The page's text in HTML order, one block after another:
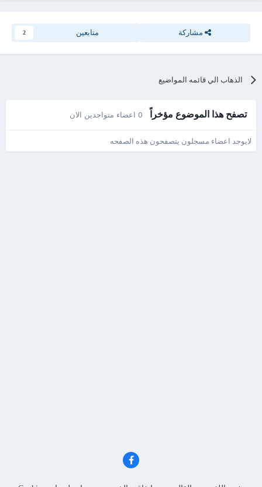
مشاركة متابعين 2
الذهاب الي قائمه المواضيع
تصفح هذا الموضوع مؤخراً 0 اعضاء متواجدين الان
لايوجد اعضاء مسجلون يتصفحون هذه الصفحه